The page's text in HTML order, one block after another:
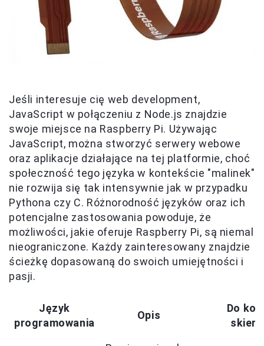
Jeśli interesuje cię web development,
JavaScript w połączeniu z Node.js znajdzie
swoje miejsce na Raspberry Pi. Używając
JavaScript, można stworzyć serwery webowe
oraz aplikacje działające na tej platformie, choć
społeczność tego języka w kontekście "malinek"
nie rozwija się tak intensywnie jak w przypadku
Pythona czy C. Różnorodność języków oraz ich
potencjalne zastosowania powoduje, że
możliwości, jakie oferuje Raspberry Pi, są niemal
nieograniczone. Każdy zainteresowany znajdzie
ścieżkę dopasowaną do swoich umiejętności i
pasji.
Język
programowania
Opis
Do